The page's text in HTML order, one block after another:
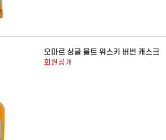
오마르 싱글 몰트 위스키 버번 캐스크
회원공개